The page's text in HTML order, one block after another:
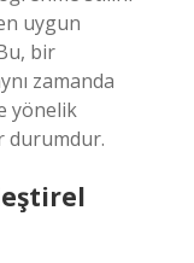
uygun
bir
zamanda
yönelik
durumdur.